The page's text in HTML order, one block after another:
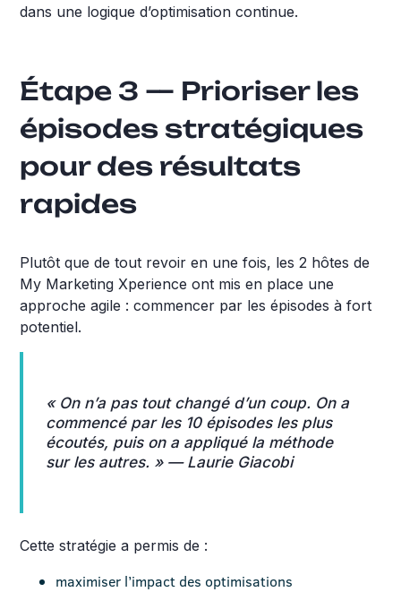
dans une logique d’optimisation continue.
Étape 3 — Prioriser les
épisodes stratégiques
pour des résultats
rapides
Plutôt que de tout revoir en une fois, les 2 hôtes de
My Marketing Xperience ont mis en place une
approche agile : commencer par les épisodes à fort
potentiel.
« On n’a pas tout changé d’un coup. On a
commencé par les 10 épisodes les plus
écoutés, puis on a appliqué la méthode
sur les autres. » — Laurie Giacobi
Cette stratégie a permis de :
maximiser l’impact des optimisations